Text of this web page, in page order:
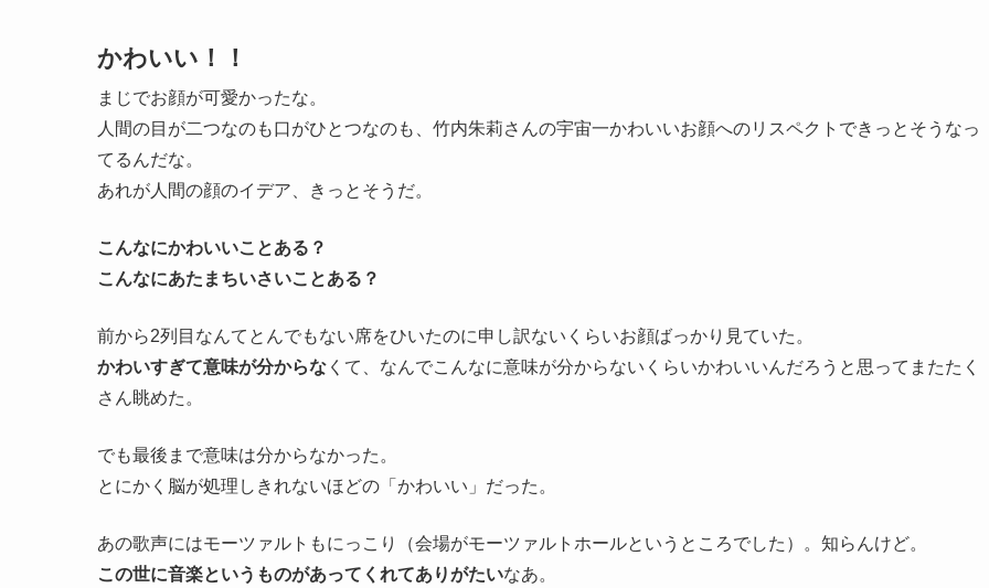
かわいい！！
まじでお顔が可愛かったな。
人間の目が二つなのも口がひとつなのも、竹内朱莉さんの宇宙一かわいいお顔へのリスペクトできっとそうなっ
てるんだな。
あれが人間の顔のイデア、きっとそうだ。
こんなにかわいいことある？
こんなにあたまちいさいことある？
前から2列目なんてとんでもない席をひいたのに申し訳ないくらいお顔ばっかり見ていた。
かわいすぎて意味が分からな くて、なんでこんなに意味が分からないくらいかわいいんだろうと思ってまたたく
さん眺めた。
でも最後まで意味は分からなかった。
とにかく脳が処理しきれないほどの「かわいい」だった。
あの歌声にはモーツァルトもにっこり（会場がモーツァルトホールというところでした）。知らんけど。
この世に音楽というものがあってくれてありがたいなあ。